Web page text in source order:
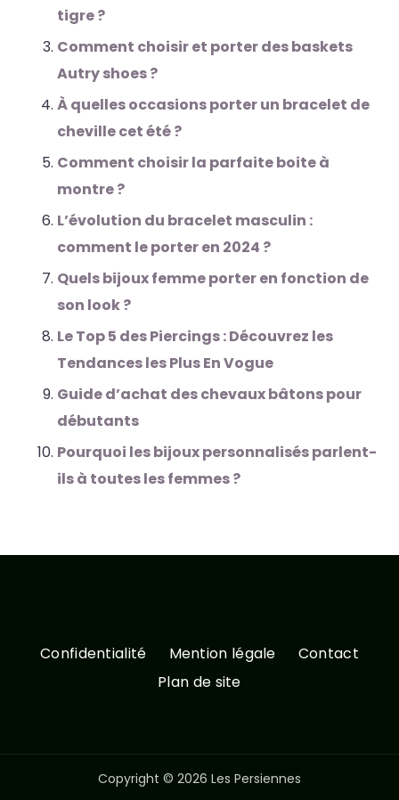
tigre ?
Comment choisir et porter des baskets
Autry shoes ?
À quelles occasions porter un bracelet de
cheville cet été ?
Comment choisir la parfaite boite à
montre ?
L’évolution du bracelet masculin :
comment le porter en 2024 ?
Quels bijoux femme porter en fonction de
son look ?
Le Top 5 des Piercings : Découvrez les
Tendances les Plus En Vogue
Guide d’achat des chevaux bâtons pour
débutants
Pourquoi les bijoux personnalisés parlent-
ils à toutes les femmes ?
Confidentialité Mention légale
Contact
Plan de site
Copyright © 2026 Les Persiennes